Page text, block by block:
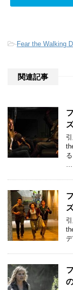
-Fear the Walking
関連記事
…